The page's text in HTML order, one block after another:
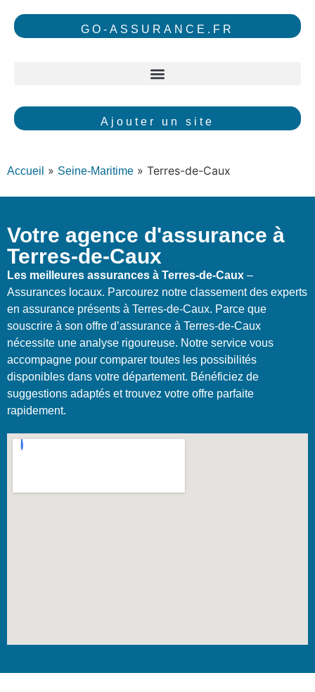
GO-ASSURANCE.FR
Ajouter un site
Accueil » Seine-Maritime » Terres-de-Caux
Votre agence d'assurance à
Terres-de-Caux
Les meilleures assurances à Terres-de-Caux –
Assurances locaux. Parcourez notre classement des experts
en assurance présents à Terres-de-Caux. Parce que
souscrire à son offre d’assurance à Terres-de-Caux
nécessite une analyse rigoureuse. Notre service vous
accompagne pour comparer toutes les possibilités
disponibles dans votre département. Bénéficiez de
suggestions adaptés et trouvez votre offre parfaite
rapidement.